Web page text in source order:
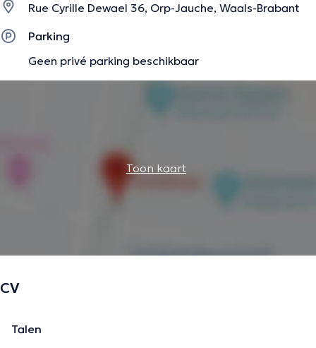
Rue Cyrille Dewael 36, Orp-Jauche, Waals-Brabant
Parking
Geen privé parking beschikbaar
Toon kaart
CV
Talen